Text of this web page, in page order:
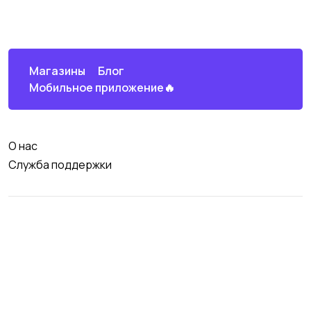
Магазины
Блог
Мобильное приложение🔥
О нас
Служба поддержки